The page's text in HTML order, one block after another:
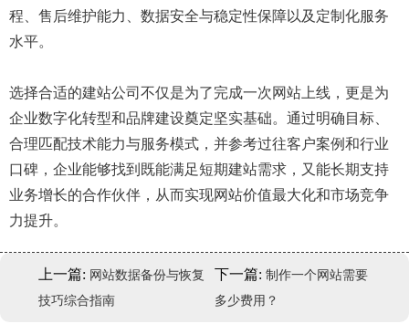
程、售后维护能力、数据安全与稳定性保障以及定制化服务
水平。
选择合适的建站公司不仅是为了完成一次网站上线，更是为
企业数字化转型和品牌建设奠定坚实基础。通过明确目标、
合理匹配技术能力与服务模式，并参考过往客户案例和行业
口碑，企业能够找到既能满足短期建站需求，又能长期支持
业务增长的合作伙伴，从而实现网站价值最大化和市场竞争
力提升。
上一篇: 网站数据备份与恢复
技巧综合指南
下一篇: 制作一个网站需要
多少费用？